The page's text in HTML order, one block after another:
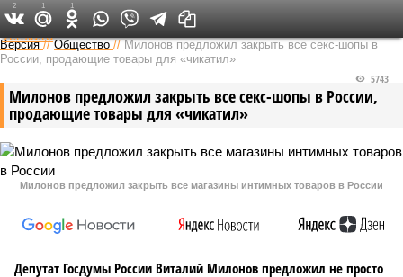
Федеральный выпуск
Версия //Общество //Милонов предложил закрыть все секс-шопы в
России, продающие товары для «чикатил»
Милонов предложил закрыть все секс-шопы в России,
продающие товары для «чикатил»
5743
Милонов предложил закрыть все магазины интимных товаров в России‍
Депутат Госдумы России Виталий Милонов предложил не просто
2 1 1